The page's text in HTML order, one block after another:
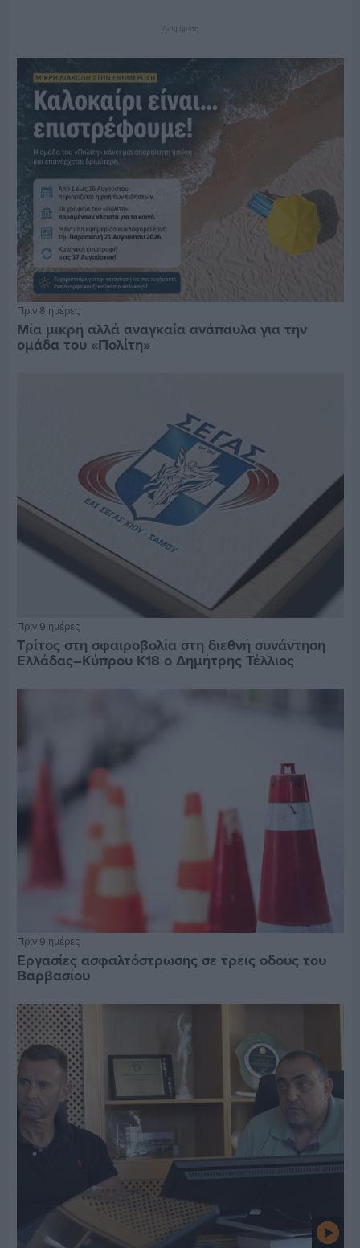
Διαφήμιση
Πριν 8 ημέρες
Μία μικρή αλλά αναγκαία ανάπαυλα για την
ομάδα του «Πολίτη»
Πριν 9 ημέρες
Τρίτος στη σφαιροβολία στη διεθνή συνάντηση
Ελλάδας–Κύπρου Κ18 ο Δημήτρης Τέλλιος
Πριν 9 ημέρες
Εργασίες ασφαλτόστρωσης σε τρεις οδούς του
Βαρβασίου